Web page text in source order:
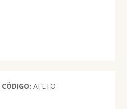
CÓDIGO: AFETO